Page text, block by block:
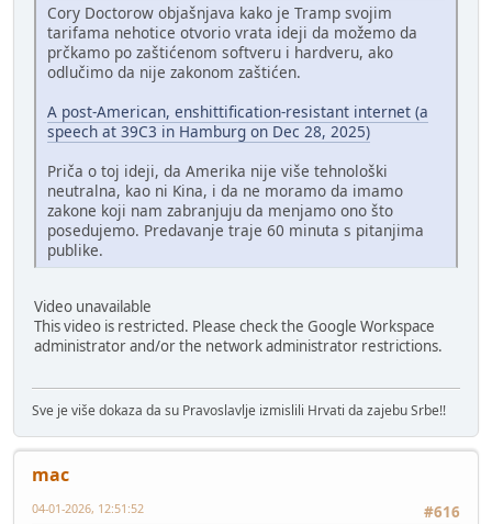
Cory Doctorow objašnjava kako je Tramp svojim
tarifama nehotice otvorio vrata ideji da možemo da
prčkamo po zaštićenom softveru i hardveru, ako
odlučimo da nije zakonom zaštićen.
A post-American, enshittification-resistant internet (a
speech at 39C3 in Hamburg on Dec 28, 2025)
Priča o toj ideji, da Amerika nije više tehnološki
neutralna, kao ni Kina, i da ne moramo da imamo
zakone koji nam zabranjuju da menjamo ono što
posedujemo. Predavanje traje 60 minuta s pitanjima
publike.
Video unavailable
This video is restricted. Please check the Google Workspace
administrator and/or the network administrator restrictions.
Sve je više dokaza da su Pravoslavlje izmislili Hrvati da zajebu Srbe!!
mac
#616
04-01-2026, 12:51:52